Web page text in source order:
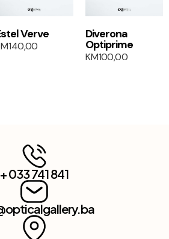
Verve
140,00
Diverona
Optiprime
KM100,00
+ 033 741 841